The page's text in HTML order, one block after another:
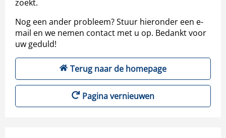
zoekt.
Nog een ander probleem? Stuur hieronder een e-
mail en we nemen contact met u op. Bedankt voor
uw geduld!
Terug naar de homepage
Pagina vernieuwen